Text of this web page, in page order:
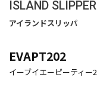
ISLAND SLIPPER
EVAPT202